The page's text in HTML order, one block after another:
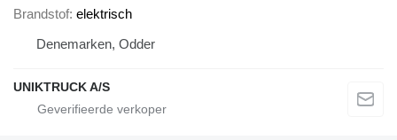
Brandstof elektrisch
Denemarken, Odder
UNIKTRUCK A/S